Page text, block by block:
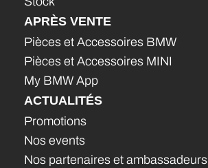
APRÈS VENTE
Pièces et Accessoires BMW
Pièces et Accessoires MINI
My BMW App
ACTUALITÉS
Promotions
Nos events
Nos partenaires et ambassadeurs